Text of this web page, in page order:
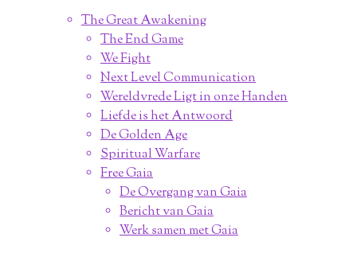
The Great Awakening
The End Game
We Fight
Next Level Communication
Wereldvrede Ligt in onze Handen
Liefde is het Antwoord
De Golden Age
Spiritual Warfare
Free Gaia
De Overgang van Gaia
Bericht van Gaia
Werk samen met Gaia